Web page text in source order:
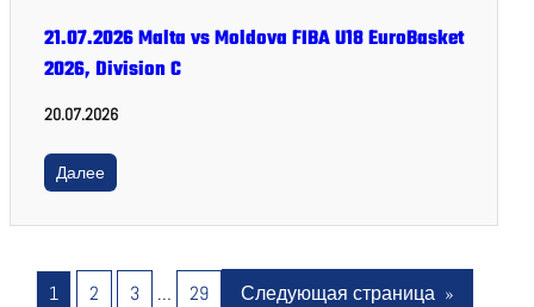
21.07.2026 Malta vs Moldova FIBA U18 EuroBasket
2026, Division C
20.07.2026
Далее
1 2 3 … 29 Следующая страница »